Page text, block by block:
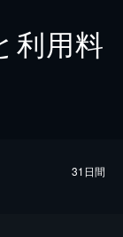
利用料
31日間